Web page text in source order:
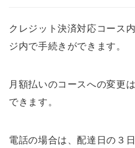
クレジット決済対応コース
ジ内で手続きができます。
月額払いのコースへの変更
できます。
電話の場合は、配達日の３